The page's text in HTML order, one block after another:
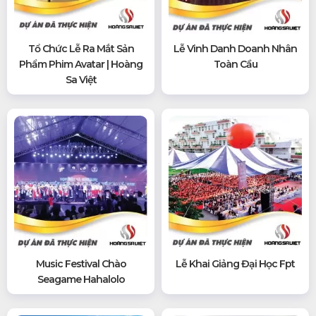
Tổ Chức Lễ Ra Mắt Sản
Phẩm Phim Avatar | Hoàng
Sa Việt
Lễ Vinh Danh Doanh Nhân
Toàn Cầu
Music Festival Chào
Seagame Hahalolo
Lễ Khai Giảng Đại Học Fpt